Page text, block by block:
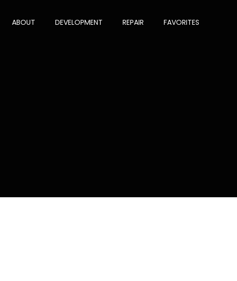
ABOUT DEVELOPMENT REPAIR FAVORITES